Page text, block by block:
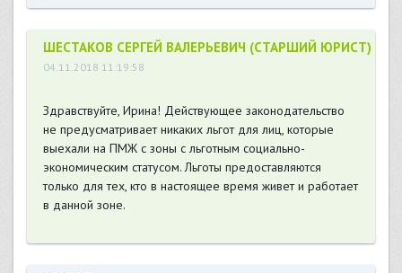
ШЕСТАКОВ СЕРГЕЙ ВАЛЕРЬЕВИЧ (СТАРШИЙ ЮРИСТ)
04.11.2018 11:19:58
Здравствуйте, Ирина! Действующее законодательство
не предусматривает никаких льгот для лиц, которые
выехали на ПМЖ с зоны с льготным социально-
экономическим статусом. Льготы предоставляются
только для тех, кто в настоящее время живет и работает
в данной зоне.